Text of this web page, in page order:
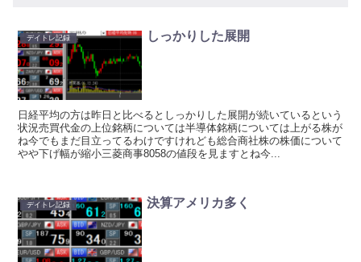
デイトレ記録 しっかりした展開
日経平均の方は昨日と比べるとしっかりした展開が続いているという
状況売買代金の上位銘柄については半導体銘柄については上がる株が
ね今でもまだ目立ってるわけですけれども総合商社株の株価について
やや下げ幅が縮小三菱商事8058の値段を見ますとね今...
デイトレ記録 決算アメリカ多く